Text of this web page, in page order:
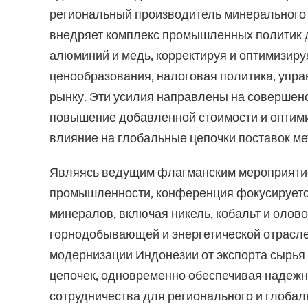
региональный производитель
внедряет комплекс промышленных политик
алюминий и медь, корректируя и
ценообразования, налоговая политика,
рынку. Эти усилия направлены на
повышение добавленной стоимости и
влияние на глобальные цепочки поставок
Являясь ведущим флагманским
промышленности, конференция
минералов, включая никель, кобальт и
горнодобывающей и энергетической
модернизации Индонезии от экспорта
цепочек, одновременно обеспечивая
сотрудничества для регионального и